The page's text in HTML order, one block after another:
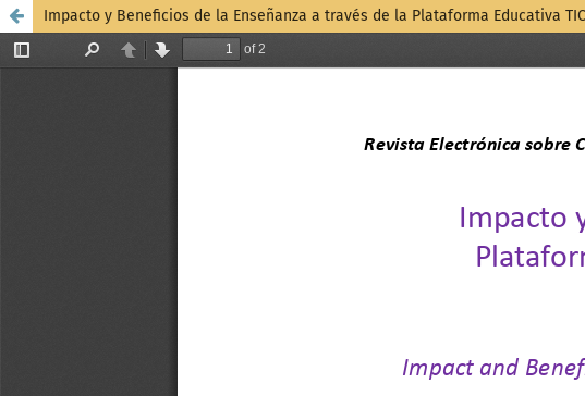
Impacto y Beneficios de la Enseñanza a través de la Plataforma Educativa